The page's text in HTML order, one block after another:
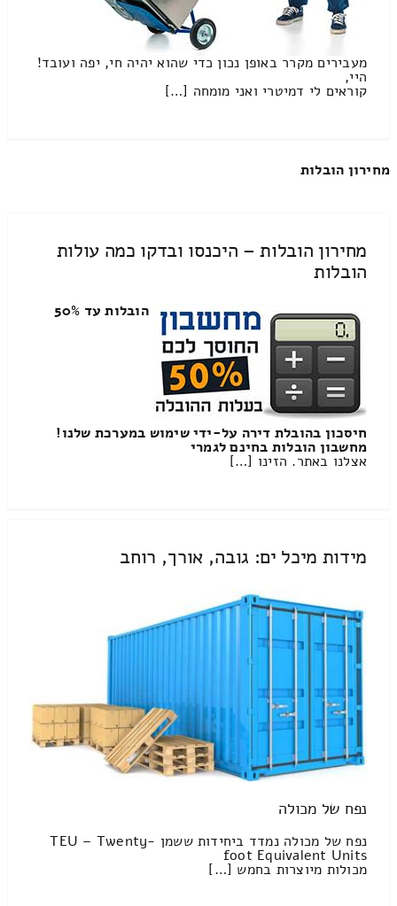
מעבירים מקרר באופן נכון כדי שהוא יהיה חי, יפה ועובד!
היי,
קוראים לי דמיטרי ואני מומחה […]
מחירון הובלות
מחירון הובלות – היכנסו ובדקו כמה עולות
הובלות
הובלות עד 50%
חיסכון בהובלת דירה על-ידי שימוש במערכת שלנו!
מחשבון הובלות בחינם לגמרי
אצלנו באתר. הזינו […]
מידות מיכל ים: גובה, אורך, רוחב
נפח של מכולה
נפח של מכולה נמדד ביחידות ששמן TEU – Twenty-
foot Equivalent Units
מכולות מיוצרות בחמש […]